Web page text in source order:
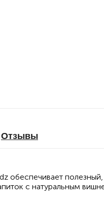
Отзывы
обеспечивает
с натуральным